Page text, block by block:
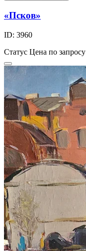
«Псков»
ID: 3960
Статус Цена по запросу